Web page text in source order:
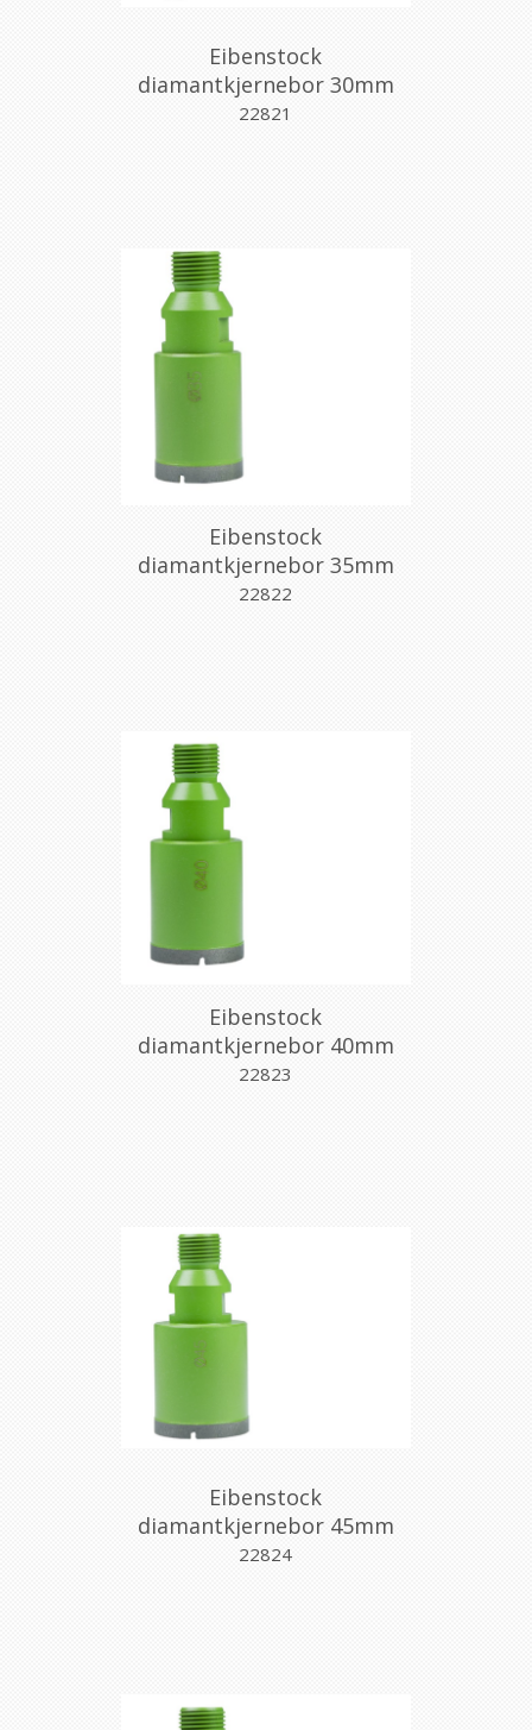
Eibenstock
diamantkjernebor 30mm
m/gjenger
22821
Eibenstock
diamantkjernebor 35mm
m/gjenger
22822
Eibenstock
diamantkjernebor 40mm
m/gjenger
22823
Eibenstock
diamantkjernebor 45mm
m/gjenger
22824